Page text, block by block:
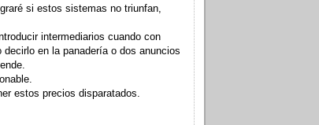
si estos sistemas no triunfan,
intermediarios cuando con
en la panadería o dos anuncios
estos precios disparatados.